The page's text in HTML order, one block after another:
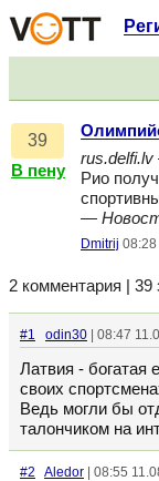
39
В пену
rus.delfi.lv
Рио
—
Dmitrij 08:28
2 комментария | 39
#1 odin30 | 08:47
Латвия - богатая
своих
Ведь могли бы
талончиком на
#2 Aledor | 08:55